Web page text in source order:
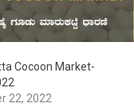
Cocoon Market-
22, 2022